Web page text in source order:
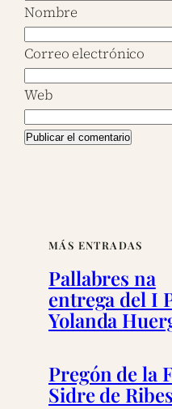
Nombre
Correo electrónico
Web
MÁS ENTRADAS
Pallabres na
entrega del I
Yolanda
Pregón de la
Sidre de